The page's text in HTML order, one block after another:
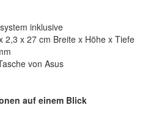
inklusive
2,3 x 27 cm Breite x Höhe x Tiefe
von Asus
auf einem Blick